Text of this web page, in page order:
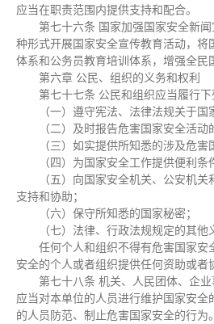
应当在职责范围内提供支持和配合。
第七十六条 国家加强国家安全新
种形式开展国家安全宣传教育活动，将
体系和公务员教育培训体系，增强全民
第六章 公民、组织的义务和权利
第七十七条 公民和组织应当履行下
（一）遵守宪法、法律法规关于国
（二）及时报告危害国家安全活动
（三）如实提供所知悉的涉及危害
（四）为国家安全工作提供便利条
（五）向国家安全机关、公安机
支持和协助；
（六）保守所知悉的国家秘密；
（七）法律、行政法规规定的其他
任何个人和组织不得有危害国家安
安全的个人或者组织提供任何资助或者
第七十八条 机关、人民团体、企
应当对本单位的人员进行维护国家安全
的人员防范、制止危害国家安全的行为。